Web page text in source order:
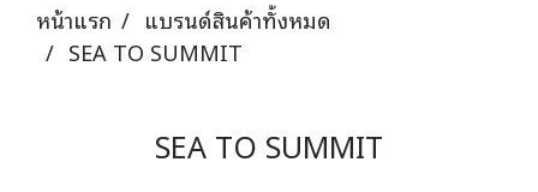
หน้าแรก
แบรนด์สินค้าทั้งหมด
SEA TO SUMMIT
SEA TO SUMMIT